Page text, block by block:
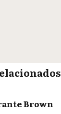
Brown